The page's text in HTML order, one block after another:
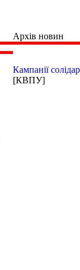
Архів новин
Кампанії
[КВПУ]